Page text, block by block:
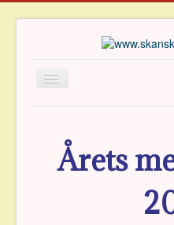
Om Akademien
Ledamöter
Årets